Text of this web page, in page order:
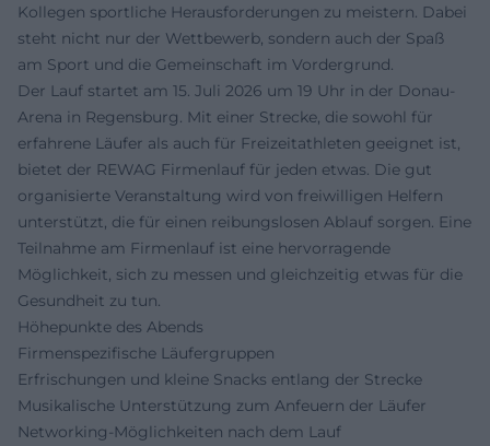
Kollegen sportliche Herausforderungen zu meistern. Dabei
steht nicht nur der Wettbewerb, sondern auch der Spaß
am Sport und die Gemeinschaft im Vordergrund.
Der Lauf startet am 15. Juli 2026 um 19 Uhr in der Donau-
Arena in Regensburg. Mit einer Strecke, die sowohl für
erfahrene Läufer als auch für Freizeitathleten geeignet ist,
bietet der REWAG Firmenlauf für jeden etwas. Die gut
organisierte Veranstaltung wird von freiwilligen Helfern
unterstützt, die für einen reibungslosen Ablauf sorgen. Eine
Teilnahme am Firmenlauf ist eine hervorragende
Möglichkeit, sich zu messen und gleichzeitig etwas für die
Gesundheit zu tun.
Höhepunkte des Abends
Firmenspezifische Läufergruppen
Erfrischungen und kleine Snacks entlang der Strecke
Musikalische Unterstützung zum Anfeuern der Läufer
Networking-Möglichkeiten nach dem Lauf